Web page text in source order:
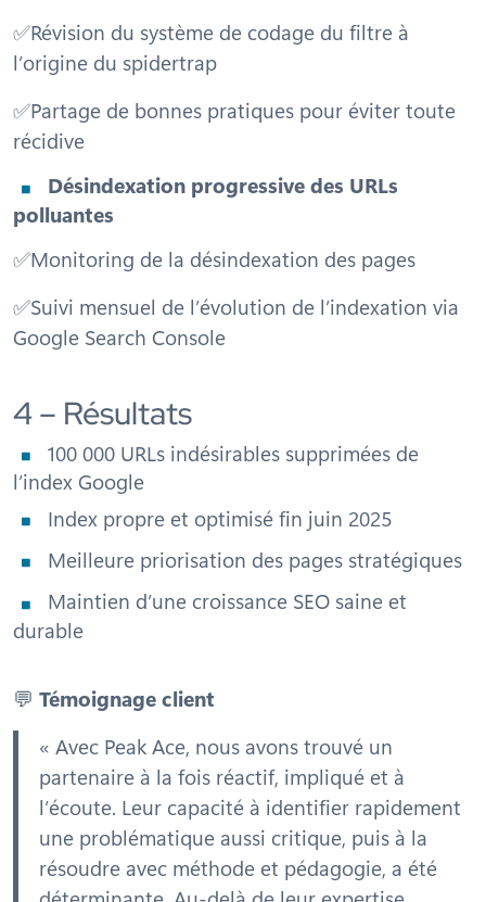
✅Révision du système de codage du filtre à
l’origine du spidertrap
✅Partage de bonnes pratiques pour éviter toute
récidive
Désindexation progressive des URLs
polluantes
✅Monitoring de la désindexation des pages
✅Suivi mensuel de l’évolution de l’indexation via
Google Search Console
4 – Résultats
100 000 URLs indésirables supprimées de
l’index Google
Index propre et optimisé fin juin 2025
Meilleure priorisation des pages stratégiques
Maintien d’une croissance SEO saine et
durable
💬 Témoignage client
« Avec Peak Ace, nous avons trouvé un
partenaire à la fois réactif, impliqué et à
l’écoute. Leur capacité à identifier rapidement
une problématique aussi critique, puis à la
résoudre avec méthode et pédagogie, a été